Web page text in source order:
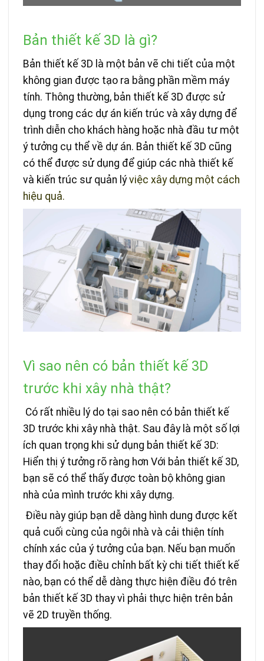
Bản thiết kế 3D là gì?
Bản thiết kế 3D là một bản vẽ chi tiết của một
không gian được tạo ra bằng phần mềm máy
tính. Thông thường, bản thiết kế 3D được sử
dụng trong các dự án kiến trúc và xây dựng để
trình diễn cho khách hàng hoặc nhà đầu tư một
ý tưởng cụ thể về dự án. Bản thiết kế 3D cũng
có thể được sử dụng để giúp các nhà thiết kế
và kiến trúc sư quản lýviệc xây dựng một cách
hiệu quả.
Vì sao nên có bản thiết kế 3D
trước khi xây nhà thật?
Có rất nhiều lý do tại sao nên có bản thiết kế
3D trước khi xây nhà thật. Sau đây là một số lợi
ích quan trọng khi sử dụng bản thiết kế 3D:
Hiển thị ý tưởng rõ ràng hơn Với bản thiết kế 3D,
bạn sẽ có thể thấy được toàn bộ không gian
nhà của mình trước khi xây dựng.
Điều này giúp bạn dễ dàng hình dung được kết
quả cuối cùng của ngôi nhà và cải thiện tính
chính xác của ý tưởng của bạn. Nếu bạn muốn
thay đổi hoặc điều chỉnh bất kỳ chi tiết thiết kế
nào, bạn có thể dễ dàng thực hiện điều đó trên
bản thiết kế 3D thay vì phải thực hiện trên bản
vẽ 2D truyền thống.